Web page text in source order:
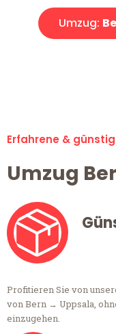
Umzug:
Erfahrene &
Umzug
Profitieren Sie von
von Bern → Uppsala,
einzugehen.